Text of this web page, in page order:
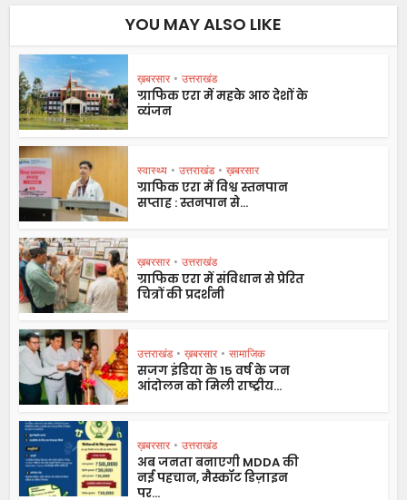
YOU MAY ALSO LIKE
ख़बरसार • उत्तराखंड
ग्राफिक एरा में महके आठ देशों के
व्यंजन
स्वास्थ्य • उत्तराखंड • ख़बरसार
ग्राफिक एरा में विश्व स्तनपान
सप्ताह : स्तनपान से...
ख़बरसार • उत्तराखंड
ग्राफिक एरा में संविधान से प्रेरित
चित्रों की प्रदर्शनी
उत्तराखंड • ख़बरसार • सामाजिक
सजग इंडिया के 15 वर्ष के जन
आंदोलन को मिली राष्ट्रीय...
ख़बरसार • उत्तराखंड
अब जनता बनाएगी MDDA की
नई पहचान, मैस्कॉट डिज़ाइन
पर...